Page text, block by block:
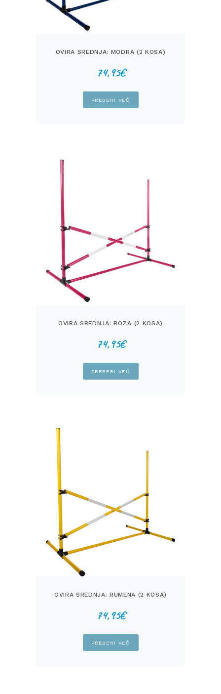
OVIRA SREDNJA: MODRA (2 KOSA)
74,95€
PREBERI VEČ
OVIRA SREDNJA: ROZA (2 KOSA)
74,95€
PREBERI VEČ
OVIRA SREDNJA: RUMENA (2 KOSA)
74,95€
PREBERI VEČ